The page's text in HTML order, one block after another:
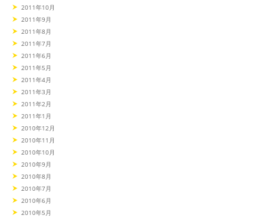
2011年10月
2011年9月
2011年8月
2011年7月
2011年6月
2011年5月
2011年4月
2011年3月
2011年2月
2011年1月
2010年12月
2010年11月
2010年10月
2010年9月
2010年8月
2010年7月
2010年6月
2010年5月